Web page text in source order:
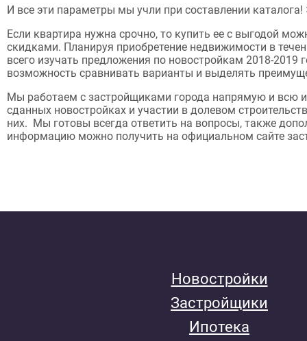
И все эти параметры мы учли при составлении
Если квартира нужна срочно, то купить ее с выгодой
скидками. Планируя приобретение недвижимости в
всего изучать предложения по новостройкам 2018-2019
возможность сравнивать варианты и выделять
Мы работаем с застройщиками города напрямую и
сданных новостройках и участии в долевом
них. Мы готовы всегда ответить на вопросы, также
информацию можно получить на официальном сайте
Новостройки
Застройщики
Ипотека